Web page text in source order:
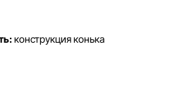
конструкция конька